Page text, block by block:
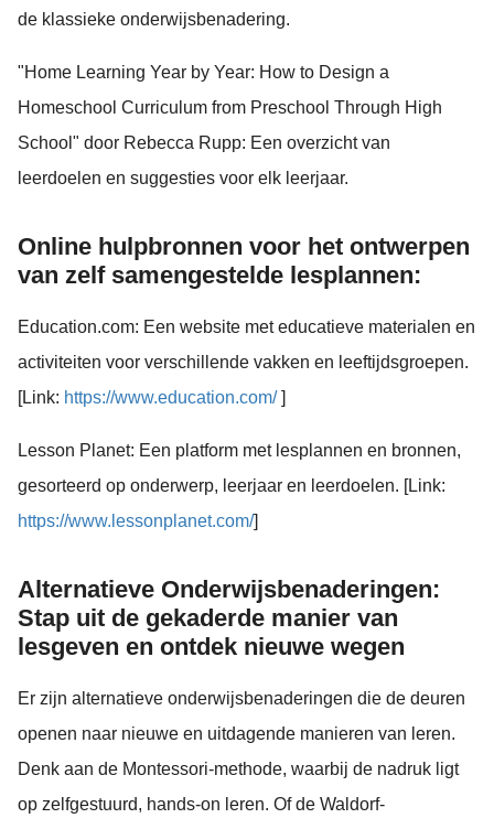
de klassieke onderwijsbenadering.
"Home Learning Year by Year: How to Design a
Homeschool Curriculum from Preschool Through High
School" door Rebecca Rupp: Een overzicht van
leerdoelen en suggesties voor elk leerjaar.
Online hulpbronnen voor het ontwerpen
van zelf samengestelde lesplannen:
Education.com: Een website met educatieve materialen en
activiteiten voor verschillende vakken en leeftijdsgroepen.
[Link: https://www.education.com/]
Lesson Planet: Een platform met lesplannen en bronnen,
gesorteerd op onderwerp, leerjaar en leerdoelen. [Link:
https://www.lessonplanet.com/]
Alternatieve Onderwijsbenaderingen:
Stap uit de gekaderde manier van
lesgeven en ontdek nieuwe wegen
Er zijn alternatieve onderwijsbenaderingen die de deuren
openen naar nieuwe en uitdagende manieren van leren.
Denk aan de Montessori-methode, waarbij de nadruk ligt
op zelfgestuurd, hands-on leren. Of de Waldorf-